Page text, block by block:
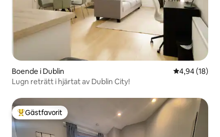
Boende i Dublin 4,94 av 5 i
4,94 (18)
Lugn reträtt i hjärtat av Dublin City!
Populär gästfavorit
Gästfavorit